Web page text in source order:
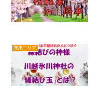
関東エリア